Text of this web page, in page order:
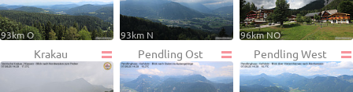
93km O 93km N 96km NO
Krakau Pendling Ost Pendling West